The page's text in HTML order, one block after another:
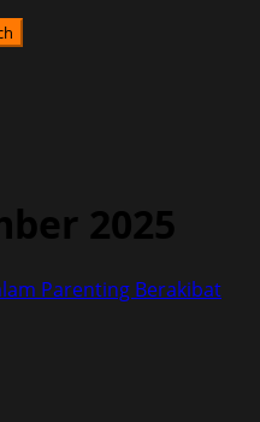
2025
Parenting Berakibat